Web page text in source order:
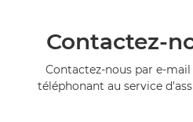
Contactez-
Contactez-nous par e-mail
téléphonant au service